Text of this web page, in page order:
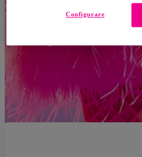
Configurare